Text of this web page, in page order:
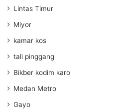
Lintas Timur
Miyor
kamar kos
tali pinggang
Bikber kodim karo
Medan Metro
Gayo